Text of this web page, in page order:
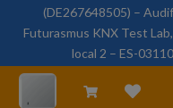
(DE267648505) –
Futurasmus KNX Test
local 2 – ES-
© 2026